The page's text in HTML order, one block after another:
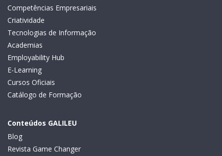
Competências Empresariais
Criatividade
Tecnologias de Informação
Academias
Employability Hub
E-Learning
Cursos Oficiais
Catálogo de Formação
Conteúdos GALILEU
Blog
Revista Game Changer